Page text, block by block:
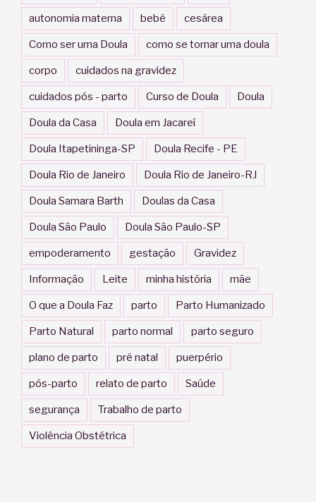
autonomia materna bebê cesárea
Como ser uma Doula como se tornar uma doula
corpo cuidados na gravidez
cuidados pós - parto Curso de Doula Doula
Doula da Casa Doula em Jacareí
Doula Itapetininga-SP Doula Recife - PE
Doula Rio de Janeiro Doula Rio de Janeiro-RJ
Doula Samara Barth Doulas da Casa
Doula São Paulo Doula São Paulo-SP
empoderamento gestação Gravidez
Informação Leite minha história mãe
O que a Doula Faz parto Parto Humanizado
Parto Natural parto normal parto seguro
plano de parto pré natal puerpério
pós-parto relato de parto Saúde
segurança Trabalho de parto
Violência Obstétrica